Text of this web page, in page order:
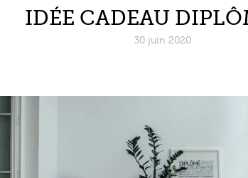
IDÉE CADEAU
30 juin 2020